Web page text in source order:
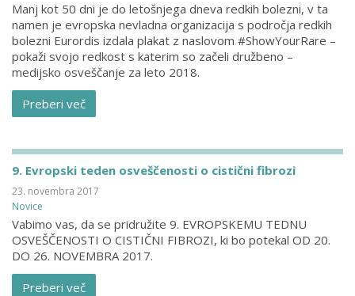
Manj kot 50 dni je do letošnjega dneva redkih bolezni, v ta
namen je evropska nevladna organizacija s področja redkih
bolezni Eurordis izdala plakat z naslovom #ShowYourRare –
pokaži svojo redkost s katerim so začeli družbeno –
medijsko osveščanje za leto 2018.
Preberi več
9. Evropski teden osveščenosti o cistični fibrozi
23. novembra 2017
Novice
Vabimo vas, da se pridružite 9. EVROPSKEMU TEDNU
OSVEŠČENOSTI O CISTIČNI FIBROZI, ki bo potekal OD 20.
DO 26. NOVEMBRA 2017.
Preberi več